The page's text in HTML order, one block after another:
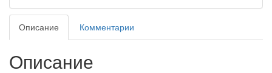
Описание Комментарии
Описание